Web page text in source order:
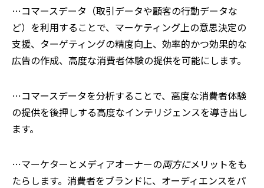
…コマースデータ（取引データや顧客の行動データな
ど）を利用することで、マーケティング上の意思決定の
支援、ターゲティングの精度向上、効率的かつ効果的な
広告の作成、高度な消費者体験の提供を可能にします。
…コマースデータを分析することで、高度な消費者体験
の提供を後押しする高度なインテリジェンスを導き出し
ます。
…マーケターとメディアオーナーの両方にメリットをも
たらします。消費者をブランドに、オーディエンスをパ